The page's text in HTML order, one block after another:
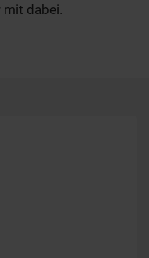
mit dabei.